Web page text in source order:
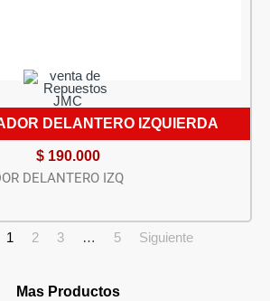
DELANTERO IZQUIERDA
$190.000
DELANTERO IZQ
1 2 3 … 5 Siguiente
Mas Productos